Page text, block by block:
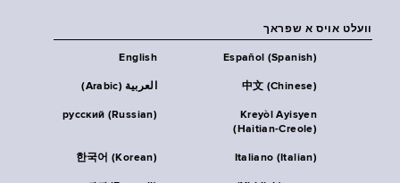
וועלט אויס א שפראך
English Español (Spanish)
العربية (Arabic) 中文 (Chinese)
русский (Russian)
Kreyòl Ayisyen
(Haitian-Creole)
한국어 (Korean) Italiano (Italian)